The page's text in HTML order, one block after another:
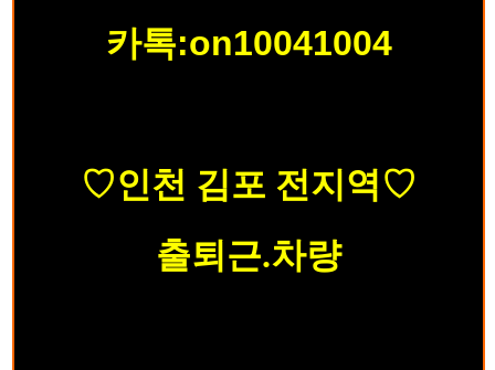
카톡:on10041004
♡인천 김포 전지역♡
출퇴근.차량